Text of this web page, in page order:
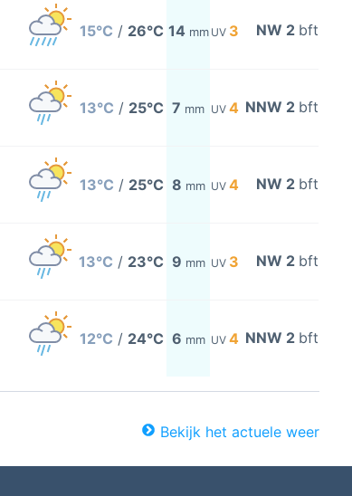
15°C / 26°C 14 mm UV 3 NW 2 bft
13°C / 25°C 7 mm UV 4 NNW 2 bft
13°C / 25°C 8 mm UV 4 NW 2 bft
13°C / 23°C 9 mm UV 3 NW 2 bft
12°C / 24°C 6 mm UV 4 NNW 2 bft
Bekijk het actuele weer